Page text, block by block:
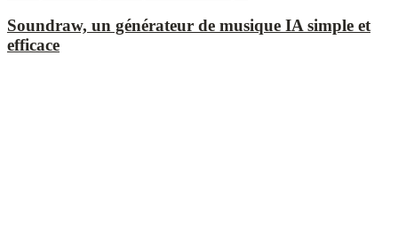
Soundraw, un générateur de musique IA simple et
efficace